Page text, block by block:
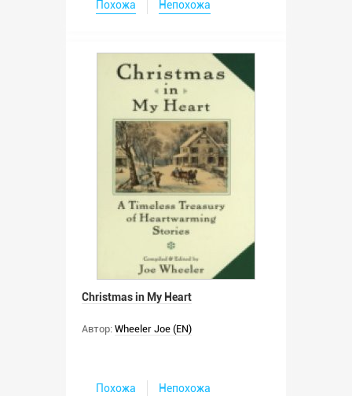
Похожа Непохожа
Christmas in My Heart
Автор: Wheeler Joe (EN)
Похожа Непохожа